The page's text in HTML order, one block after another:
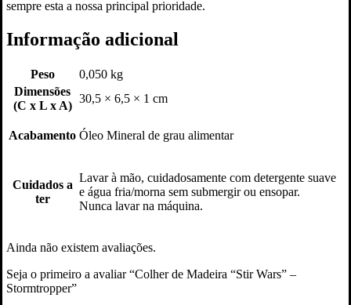
sempre esta a nossa principal prioridade.
Informação adicional
Peso
0,050 kg
Dimensões
(C x L x A)
30,5 × 6,5 × 1 cm
Acabamento Óleo Mineral de grau alimentar
Cuidados a
ter
Lavar à mão, cuidadosamente com detergente suave
e água fria/morna sem submergir ou ensopar.
Nunca lavar na máquina.
Ainda não existem avaliações.
Seja o primeiro a avaliar “Colher de Madeira “Stir Wars” –
Stormtropper”